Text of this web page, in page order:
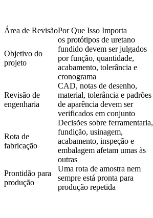
Área de RevisãoPor Que Isso Importa
Objetivo do
projeto
os protótipos de uretano
fundido devem ser julgados
por função, quantidade,
acabamento, tolerância e
cronograma
Revisão de
engenharia
CAD, notas de desenho,
material, tolerância e padrões
de aparência devem ser
verificados em conjunto
Rota de
fabricação
Decisões sobre ferramentaria,
fundição, usinagem,
acabamento, inspeção e
embalagem afetam umas às
outras
Prontidão para
produção
Uma rota de amostra nem
sempre está pronta para
produção repetida